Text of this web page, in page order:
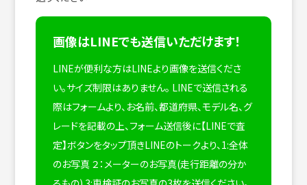
画像はLINEでも送信いただけます！
LINEが便利な方はLINEより画像を送信くださ
い。サイズ制限はありません。 LINEで送信される
際はフォームより、お名前、都道府県、モデル名、グ
レードを記載の上、フォーム送信後に【LINEで査
定】ボタンをタップ頂きLINEのトークより、1:全体
のお写真 ２：メーターのお写真(走行距離の分か